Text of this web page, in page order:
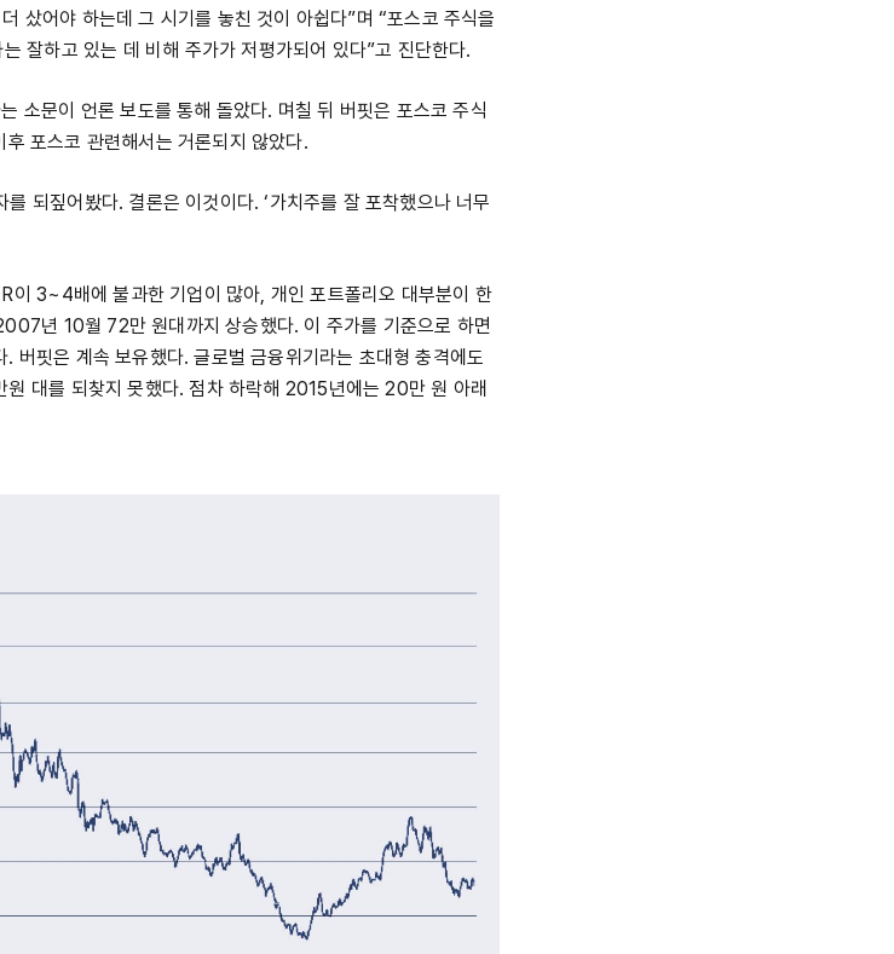
샀어야 하는데 그 시기를 놓친 것이 아쉽다”며 “포스코 주식을
잘하고 있는 데 비해 주가가 저평가되어 있다”고 진단한다.
소문이 언론 보도를 통해 돌았다. 며칠 뒤 버핏은 포스코 주식
포스코 관련해서는 거론되지 않았다.
되짚어봤다. 결론은 이것이다. ‘가치주를 잘 포착했으나 너무
이 3~4배에 불과한 기업이 많아, 개인 포트폴리오 대부분이 한
년 10월 72만 원대까지 상승했다. 이 주가를 기준으로 하면
버핏은 계속 보유했다. 글로벌 금융위기라는 초대형 충격에도
대를 되찾지 못했다. 점차 하락해 2015년에는 20만 원 아래